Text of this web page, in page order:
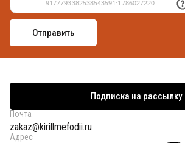
Подписка на рассылку
Почта
zakaz@kirillmefodii.ru
Адрес